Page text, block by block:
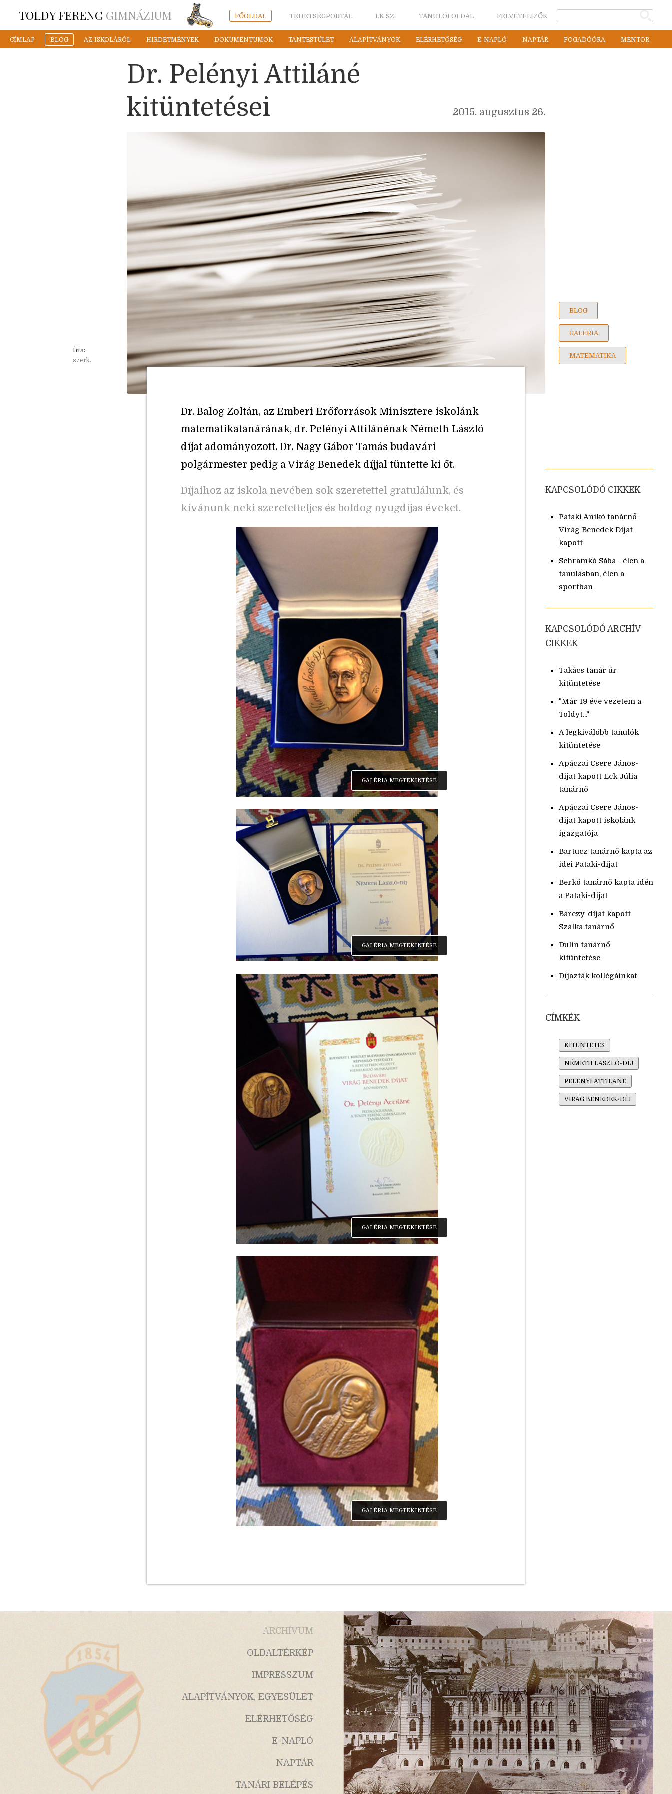
TOLDY FERENC GIMNÁZIUM FŐOLDAL TEHETSÉGPORTÁL I.K.SZ. TANULÓI OLDAL FELVÉTELIZŐK
CÍMLAP BLOG AZ ISKOLÁRÓL HIRDETMÉNYEK DOKUMENTUMOK TANTESTÜLET ALAPÍTVÁNYOK ELÉRHETŐSÉG E-NAPLÓ NAPTÁR FOGADÓÓRA MENTOR
Dr. Pelényi Attiláné
kitüntetései
2015. augusztus 26.
Írta:
szerk.
BLOG
GALÉRIA
MATEMATIKA
Dr. Balog Zoltán, az Emberi Erőforrások Minisztere iskolánk
matematikatanárának, dr. Pelényi Attilánénak Németh László
díjat adományozott. Dr. Nagy Gábor Tamás budavári
polgármester pedig a Virág Benedek díjjal tüntette ki őt.
Díjaihoz az iskola nevében sok szeretettel gratulálunk, és
kívánunk neki szeretetteljes és boldog nyugdíjas éveket.
GALÉRIA MEGTEKINTÉSE
GALÉRIA MEGTEKINTÉSE
GALÉRIA MEGTEKINTÉSE
GALÉRIA MEGTEKINTÉSE
KAPCSOLÓDÓ CIKKEK
Pataki Anikó tanárnő
Virág Benedek Díjat
kapott
Schramkó Sába - élen a
tanulásban, élen a
sportban
KAPCSOLÓDÓ ARCHÍV
CIKKEK
Takács tanár úr
kitüntetése
"Már 19 éve vezetem a
Toldyt..."
A legkiválóbb tanulók
kitüntetése
Apáczai Csere János-
díjat kapott Eck Júlia
tanárnő
Apáczai Csere János-
díjat kapott iskolánk
igazgatója
Bartucz tanárnő kapta az
idei Pataki-díjat
Berkó tanárnő kapta idén
a Pataki-díjat
Bárczy-díjat kapott
Szálka tanárnő
Dulin tanárnő
kitüntetése
Díjazták kollégáinkat
CÍMKÉK
KITÜNTETÉS
NÉMETH LÁSZLÓ-DÍJ
PELÉNYI ATTILÁNÉ
VIRÁG BENEDEK-DÍJ
ARCHÍVUM
OLDALTÉRKÉP
IMPRESSZUM
ALAPÍTVÁNYOK, EGYESÜLET
ELÉRHETŐSÉG
E-NAPLÓ
NAPTÁR
TANÁRI BELÉPÉS